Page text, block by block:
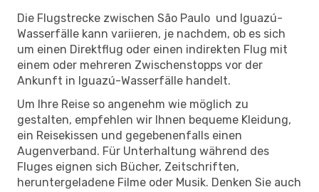
Die Flugstrecke zwischen São Paulo und Iguazú-
Wasserfälle kann variieren, je nachdem, ob es sich
um einen Direktflug oder einen indirekten Flug mit
einem oder mehreren Zwischenstopps vor der
Ankunft in Iguazú-Wasserfälle handelt.
Um Ihre Reise so angenehm wie möglich zu
gestalten, empfehlen wir Ihnen bequeme Kleidung,
ein Reisekissen und gegebenenfalls einen
Augenverband. Für Unterhaltung während des
Fluges eignen sich Bücher, Zeitschriften,
heruntergeladene Filme oder Musik. Denken Sie auch